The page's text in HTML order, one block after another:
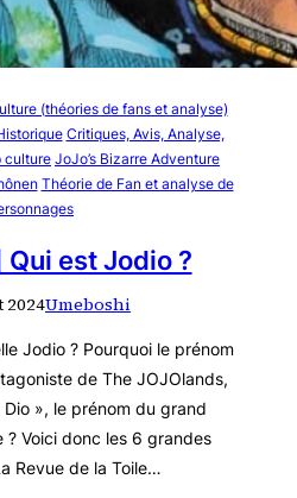
(théories de fans et analyse)
Critiques, Avis, Analyse,
culture JoJo’s Bizarre Adventure
Théorie de Fan et analyse de
Qui est Jodio ?
Umeboshi
Jodio ? Pourquoi le prénom
de The JOJOlands,
», le prénom du grand
? Voici donc les 6 grandes
Revue de la Toile…